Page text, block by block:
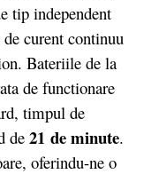
tip independent
curent continuu
Bateriile de la
de functionare
timpul de
de 21 de minute.
oferindu-ne o